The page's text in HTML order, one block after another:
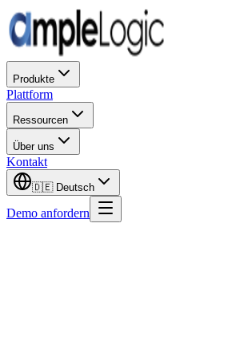
Produkte
Plattform
Ressourcen
Über uns
Kontakt
🇩🇪 Deutsch
Demo anfordern